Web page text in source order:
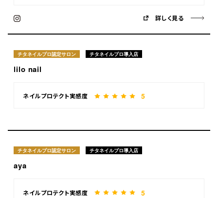
詳しく見る
チタネイルプロ認定サロン チタネイルプロ導入店
lilo nail
ネイルプロテクト実感度 5
チタネイルプロ認定サロン チタネイルプロ導入店
aya
ネイルプロテクト実感度 5